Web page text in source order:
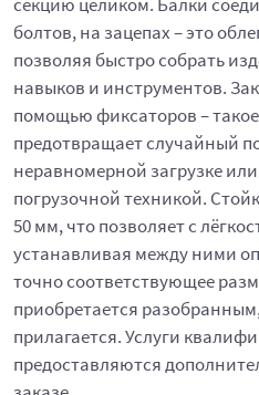
болтов, на зацепах – это
позволяя быстро собрать
навыков и инструментов.
помощью фиксаторов –
предотвращает случайный
неравномерной загрузке
погрузочной техникой.
50 мм, что позволяет с
устанавливая между ними
точно соответствующее
приобретается
прилагается. Услуги
предоставляются